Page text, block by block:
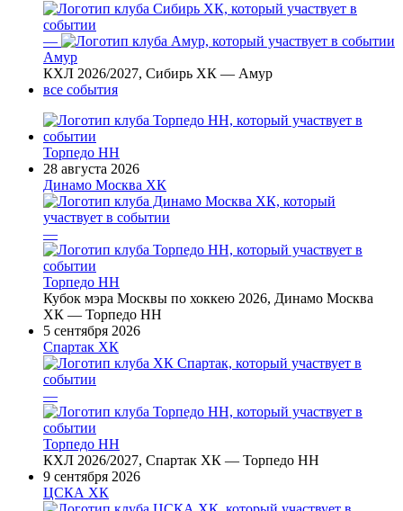
—
Амур
КХЛ 2026/2027, Сибирь ХК — Амур
все события
Торпедо НН
28 августа 2026
Динамо Москва ХК
—
Торпедо НН
Кубок мэра Москвы по хоккею 2026, Динамо Москва
ХК — Торпедо НН
5 сентября 2026
Спартак ХК
—
Торпедо НН
КХЛ 2026/2027, Спартак ХК — Торпедо НН
9 сентября 2026
ЦСКА ХК